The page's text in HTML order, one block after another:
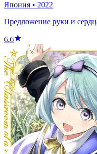
Япония • 2022
Предложение руки и
6.6